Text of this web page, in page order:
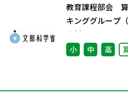
教育課程部会
キンググループ
資料
小 中 高